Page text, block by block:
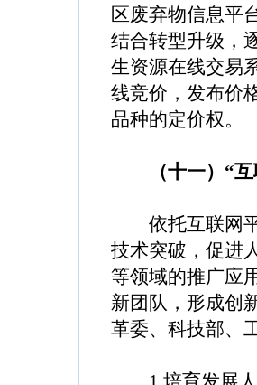
区废弃物信息平
结合转型升级，
生资源在线交易
线竞价，发布价
品种的定价权。
（十一）“互
依托互联网平
技术突破，促进
等领域的推广应
新团队，形成创
革委、科技部、